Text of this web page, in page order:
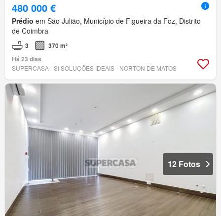
480 000 €
Prédio em São Julião, Município de Figueira da Foz, Distrito
de Coimbra
3
370 m²
Há 23 dias
SUPERCASA - SI SOLUÇÕES IDEAIS - NORTON DE MATOS
12 Fotos